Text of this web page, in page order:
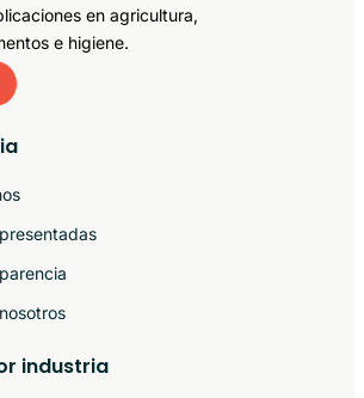
en agricultura,
e higiene.
industria